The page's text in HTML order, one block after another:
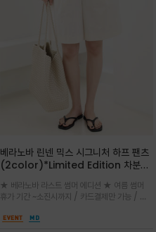
베라노바 린넨 믹스 시그니처 하프 팬츠
(2color)*Limited Edition 차분한
진 여름의 끝자락까지 멋스럽게 연출하
세요 ^^
★ 베라노바 라스트 썸머 에디션 ★ 여름 썸머
휴가 기간 ~소진시까지 / 카드결제만 가능 / 앞
게 체형을 커버해 우아한 비율을 완성